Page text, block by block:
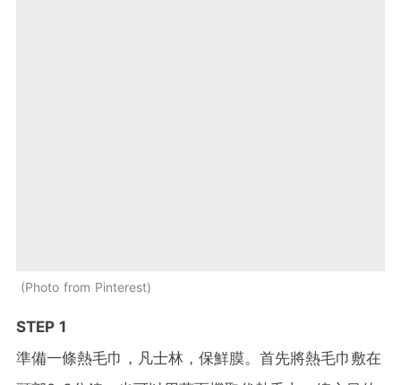
Photo from Pinterest
STEP 1
準備一條熱毛巾，凡士林，保鮮膜。首先將熱毛巾敷在